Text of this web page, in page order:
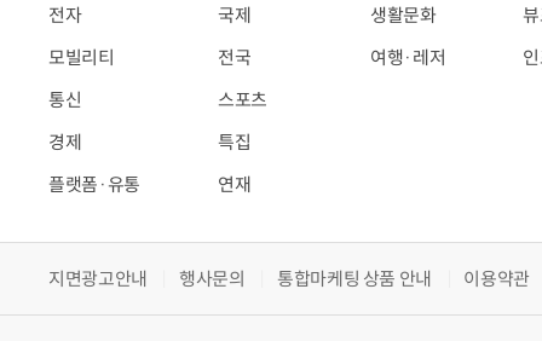
전자
모빌리티
통신
경제
플랫폼·유통
국제
전국
스포츠
특집
연재
생활문화
여행·레저
지면광고안내 행사문의 통합마케팅 상품 안내 이용약관